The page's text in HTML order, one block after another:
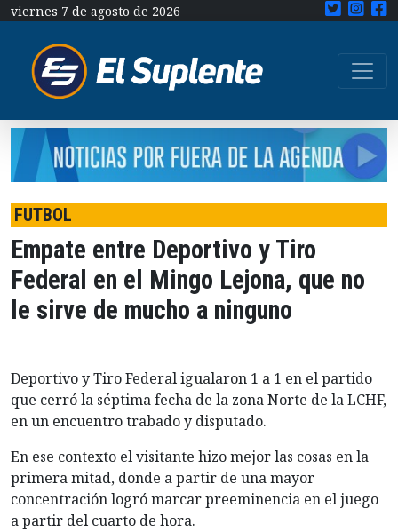
viernes 7 de agosto de 2026
FUTBOL
Empate entre Deportivo y Tiro
Federal en el Mingo Lejona, que no
le sirve de mucho a ninguno
Deportivo y Tiro Federal igualaron 1 a 1 en el partido
que cerró la séptima fecha de la zona Norte de la LCHF,
en un encuentro trabado y disputado.
En ese contexto el visitante hizo mejor las cosas en la
primera mitad, donde a partir de una mayor
concentración logró marcar preeminencia en el juego
a partir del cuarto de hora.